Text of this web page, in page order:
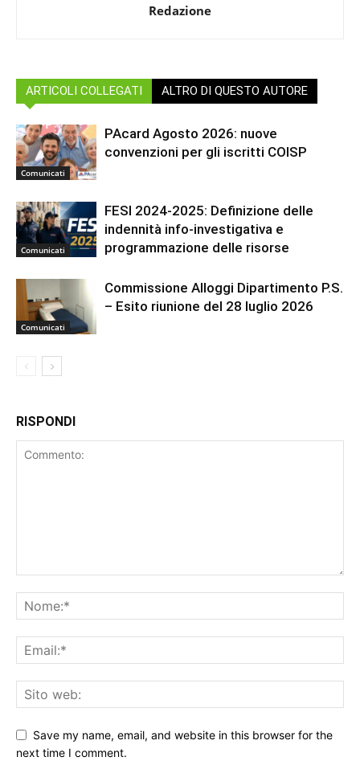
Redazione
ARTICOLI COLLEGATI ALTRO DI QUESTO AUTORE
Comunicati
PAcard Agosto 2026: nuove
convenzioni per gli iscritti COISP
Comunicati
FESI 2024-2025: Definizione delle
indennità info-investigativa e
programmazione delle risorse
Comunicati
Commissione Alloggi Dipartimento P.S.
– Esito riunione del 28 luglio 2026
RISPONDI
Save my name, email, and website in this browser for the
next time I comment.